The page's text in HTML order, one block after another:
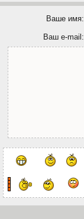
Ваше имя:
Ваш e-mail: